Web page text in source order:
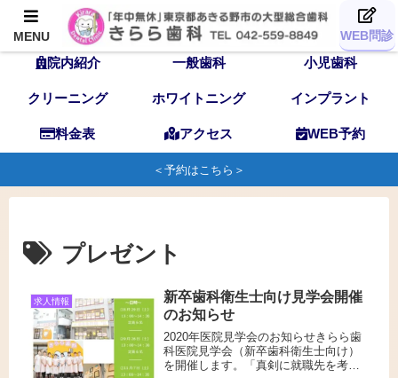
TOP 歯科医師 スタッフ
院内紹介 一般歯科 小児歯科
クリーニング ホワイトニング インプラント
料金表 アクセス WEB予約
＜予約はこちら＞
プレゼント
求人情報
新卒歯科衛生士向け見学会開催
のお知らせ
2020年医院見学会のお知らせきらら歯
科医院見学会（新卒歯科衛生士向け）
を開催します。「真剣に就職先を考え
MENU WEB問診